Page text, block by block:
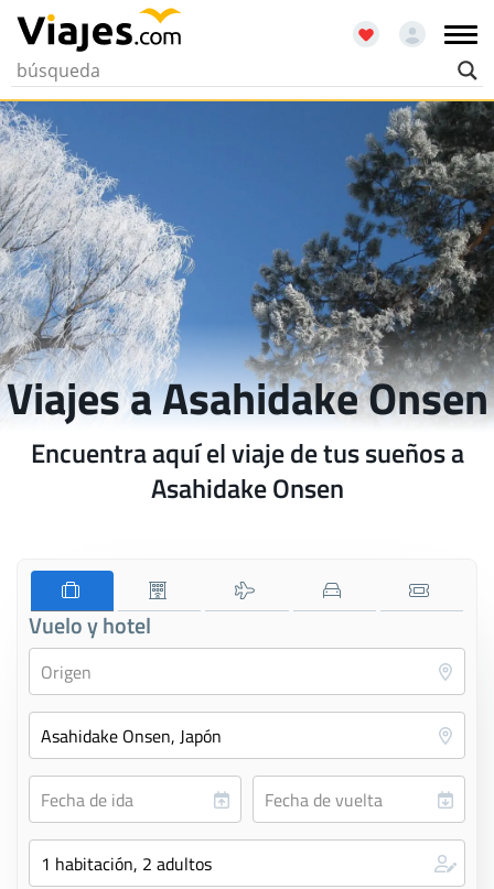
Viajes a Asahidake Onsen
Encuentra aquí el viaje de tus sueños a
Asahidake Onsen
Vuelo y hotel